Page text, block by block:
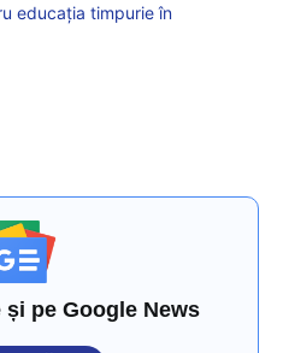
educația timpurie în
pe Google News